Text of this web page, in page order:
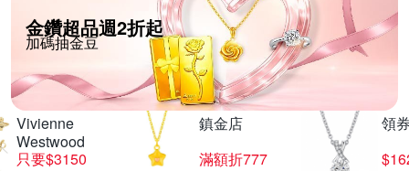
金鑽超品週2折起
加碼抽金豆
Vivienne
Westwood
只要$3150
鎮金店
滿額折777
領